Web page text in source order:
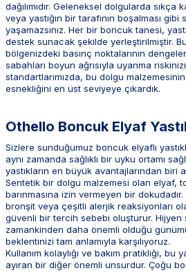
dağılımıdır. Geleneksel dolgularda sıkça
veya yastığın bir tarafının boşalması
yaşamazsınız. Her bir boncuk tanesi,
destek sunacak şekilde yerleştirilmiştir.
bölgenizdeki basınç noktalarının
sabahları boyun ağrısıyla uyanma
standartlarımızda, bu dolgu malzemesinin
esnekliğini en üst seviyeye çıkardık.
Othello Boncuk Elyaf
Sizlere sunduğumuz boncuk elyaflı
aynı zamanda sağlıklı bir uyku ortamı
yastıkların en büyük avantajlarından biri
Sentetik bir dolgu malzemesi olan elyaf,
barınmasına izin vermeyen bir
bronşit veya çeşitli alerjik reaksiyonları
güvenli bir tercih sebebi oluşturur. Hijyen
zamankinden daha önemli olduğu
beklentinizi tam anlamıyla karşılıyoruz.
Kullanım kolaylığı ve bakım pratikliği, bu
ayıran bir diğer önemli unsurdur. Çoğu